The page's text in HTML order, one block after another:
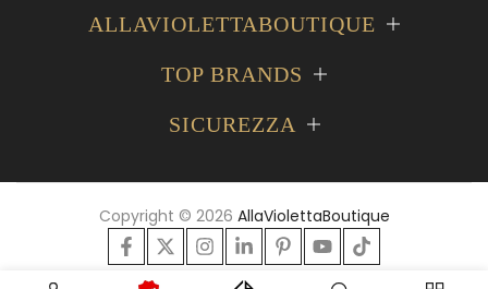
ALLAVIOLETTABOUTIQUE
TOP BRANDS
SICUREZZA
Copyright © 2026 AllaViolettaBoutique